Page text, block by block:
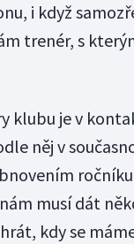
i když
trenér, s
klubu je v
něj v
musí dát
kdy se